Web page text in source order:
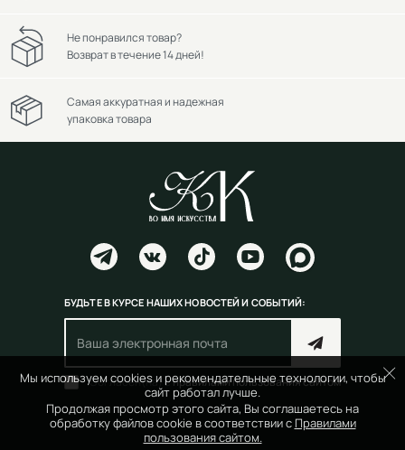
Мы используем cookies и рекомендательные технологии, чтобы
сайт работал лучше.
Продолжая просмотр этого сайта, Вы соглашаетесь на
обработку файлов cookie в соответствии с Правилами
пользования сайтом.
Не понравился товар?
Возврат в течение 14 дней!
Самая аккуратная и надежная
упаковка товара
БУДЬТЕ В КУРСЕ НАШИХ НОВОСТЕЙ И СОБЫТИЙ:
Согласен(на) справилами пользования сайтом